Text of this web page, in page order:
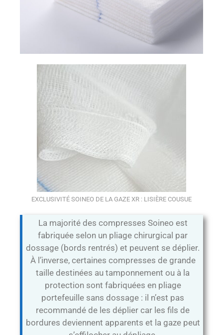
EXCLUSIVITÉ SOINEO DE LA GAZE XR : LISIÈRE COUSUE
La majorité des compresses Soineo est
fabriquée selon un pliage chirurgical par
dossage (bords rentrés) et peuvent se déplier.
À l’inverse, certaines compresses de grande
taille destinées au tamponnement ou à la
protection sont fabriquées en pliage
portefeuille sans dossage : il n’est pas
recommandé de les déplier car les fils de
bordures deviennent apparents et la gaze peut